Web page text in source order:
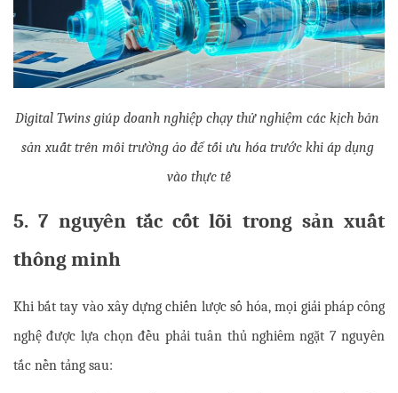
Digital Twins giúp doanh nghiệp chạy thử nghiệm các kịch bản
sản xuất trên môi trường ảo để tối ưu hóa trước khi áp dụng
vào thực tế
5. 7 nguyên tắc cốt lõi trong sản xuất
thông minh
Khi bắt tay vào xây dựng chiến lược số hóa, mọi giải pháp công
nghệ được lựa chọn đều phải tuân thủ nghiêm ngặt 7 nguyên
tắc nền tảng sau: